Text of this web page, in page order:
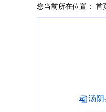
您当前所在位置： 首
汤